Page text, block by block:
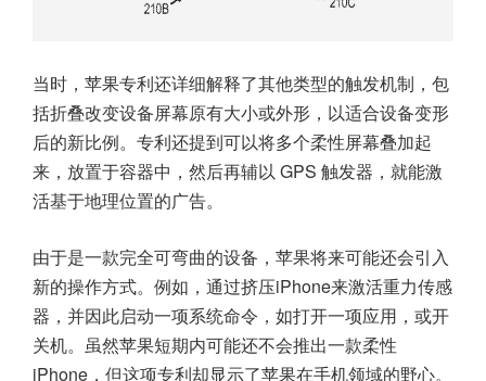
当时，苹果专利还详细解释了其他类型的触发机制，包
括折叠改变设备屏幕原有大小或外形，以适合设备变形
后的新比例。专利还提到可以将多个柔性屏幕叠加起
来，放置于容器中，然后再辅以 GPS 触发器，就能激
活基于地理位置的广告。
由于是一款完全可弯曲的设备，苹果将来可能还会引入
新的操作方式。例如，通过挤压iPhone来激活重力传感
器，并因此启动一项系统命令，如打开一项应用，或开
关机。虽然苹果短期内可能还不会推出一款柔性
iPhone，但这项专利却显示了苹果在手机领域的野心。